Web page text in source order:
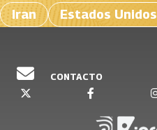
Iran
Estados Unidos
CONTACTO